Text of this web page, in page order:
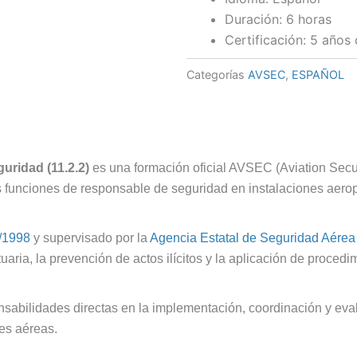
(11.2.2)
cantidad
Duración: 6 horas
Certificación: 5 años
Categorías AVSEC, ESPAÑOL
(11.2.2) es una formación oficial AVSEC (Aviation
de responsable de seguridad en instalaciones
y supervisado por la Agencia Estatal de Seguridad
la prevención de actos ilícitos y la aplicación de
directas en la implementación, coordinación y
aéreas.